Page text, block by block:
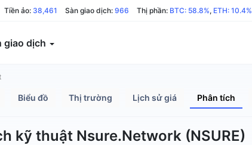
Tiền ảo: 38,461 Sàn giao dịch: 966 Thị phần: BTC: 58.8%, ETH: 10.4%
giao dịch
Biểu đồ Thị trường Lịch sử giá Phân tích
kỹ thuật Nsure.Network (NSURE)